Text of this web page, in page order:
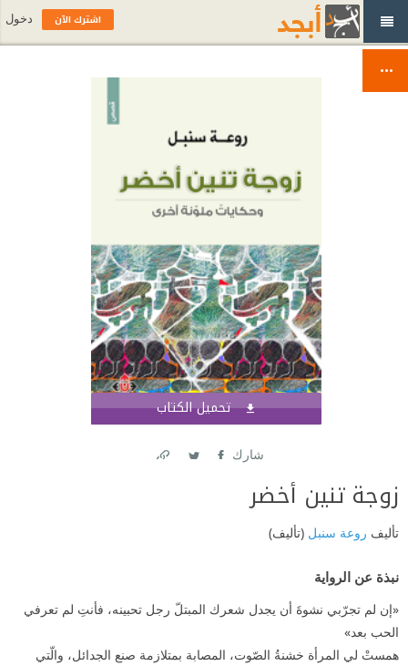
تحميل الكتاب
شارك
زوجة تنين أخضر
تأليف روعة سنبل (تأليف)
نبذة عن الرواية
«إن لم تجرّبي نشوةَ أن يجدل شعرك المبتلّ رجل تحبينه، فأنتِ لم تعرفي
الحب بعد»
همستْ لي المرأة خشنةُ الصّوت، المصابة بمتلازمة صنع الجدائل، والّتي
اشترك الآن دخول